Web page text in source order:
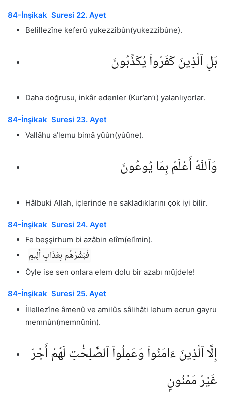
84-İnşikak Suresi 22. Ayet
Belillezîne keferû yukezzibûn(yukezzibûne).
بَلِ ٱلَّذِينَ كَفَرُوا۟ يُكَذِّبُونَ
Daha doğrusu, inkâr edenler (Kur’an’ı) yalanlıyorlar.
84-İnşikak Suresi 23. Ayet
Vallâhu a’lemu bimâ yûûn(yûûne).
وَٱللَّهُ أَعْلَمُ بِمَا يُوعُونَ
Hâlbuki Allah, içlerinde ne sakladıklarını çok iyi bilir.
84-İnşikak Suresi 24. Ayet
Fe beşşirhum bi azâbin elîm(elîmin).
فَبَشِّرْهُم بِعَذَابٍ أَلِيمٍ
Öyle ise sen onlara elem dolu bir azabı müjdele!
84-İnşikak Suresi 25. Ayet
İllellezîne âmenû ve amilûs sâlihâti lehum ecrun gayru
memnûn(memnûnin).
إِلَّا ٱلَّذِينَ ءَامَنُوا۟ وَعَمِلُوا۟ ٱلصَّٰلِحَٰتِ لَهُمْ أَجْرٌ
غَيْرُ مَمْنُونٍۭ